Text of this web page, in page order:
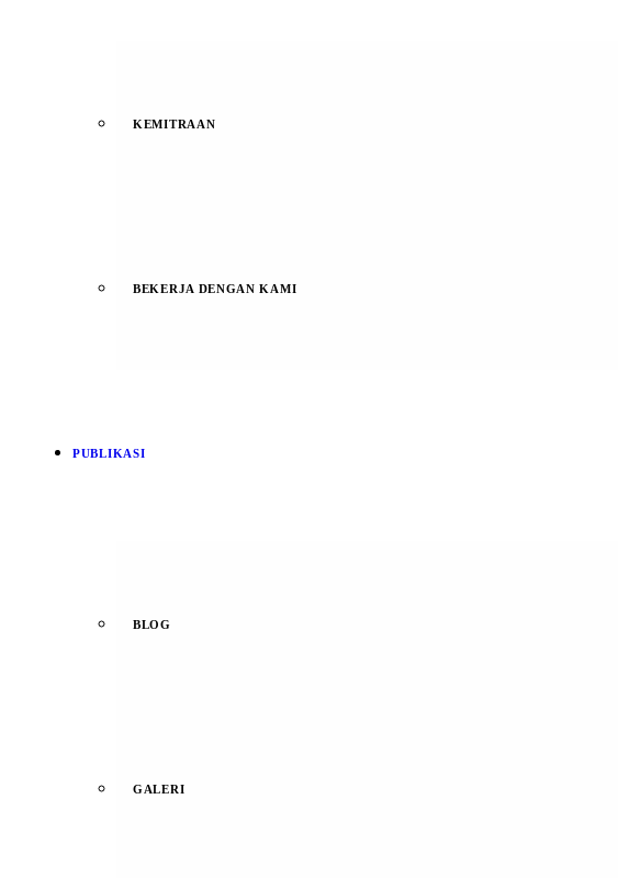
KEMITRAAN
BEKERJA DENGAN KAMI
PUBLIKASI
BLOG
GALERI